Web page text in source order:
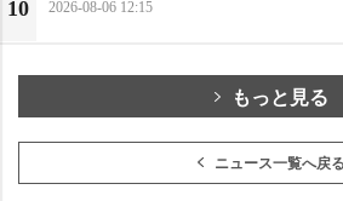
10 2026-08-06 12:15
もっと見る
ニュース一覧へ戻る